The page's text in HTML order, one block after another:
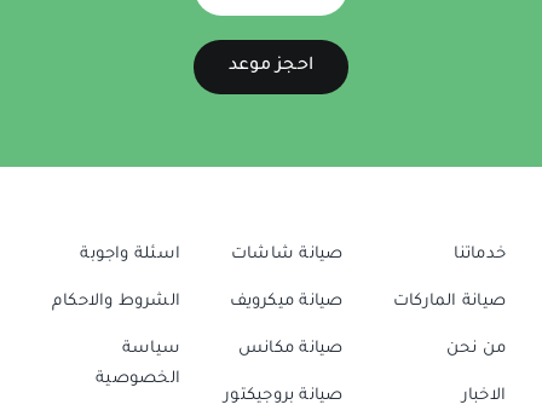
احجز موعد
خدماتنا
صيانة الماركات
من نحن
الاخبار
صيانة شاشات
صيانة ميكرويف
صيانة مكانس
صيانة بروجيكتور
اسئلة واجوبة
الشروط والاحكام
سياسة
الخصوصية